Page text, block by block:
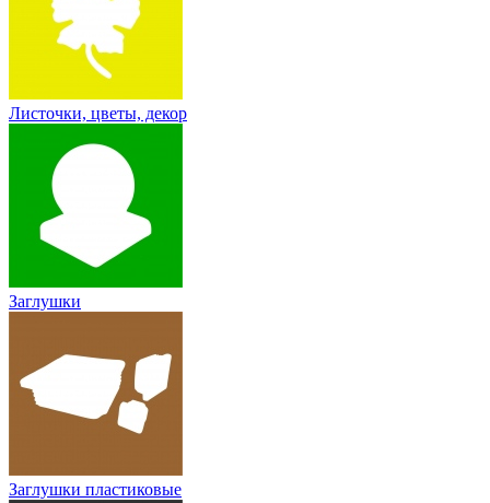
Листочки, цветы, декор
Заглушки
Заглушки пластиковые